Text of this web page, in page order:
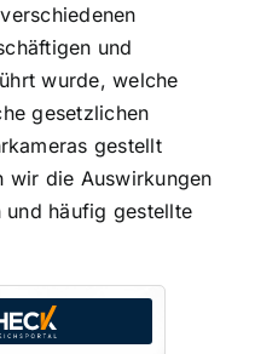
und
wurde, welche
gesetzlichen
gestellt
wir die Auswirkungen
häufig gestellte